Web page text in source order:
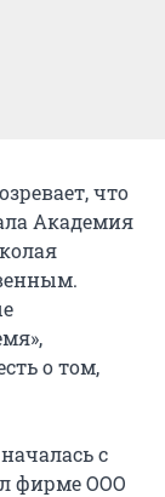
что
Академия
о том,
с
фирме ООО